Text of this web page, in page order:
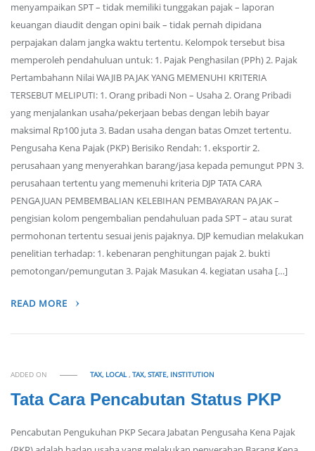
menyampaikan SPT – tidak memiliki tunggakan pajak – laporan
keuangan diaudit dengan opini baik – tidak pernah dipidana
perpajakan dalam jangka waktu tertentu. Kelompok tersebut bisa
memperoleh pendahuluan untuk: 1. Pajak Penghasilan (PPh) 2. Pajak
Pertambahann Nilai WAJIB PAJAK YANG MEMENUHI KRITERIA
TERSEBUT MELIPUTI: 1. Orang pribadi Non – Usaha 2. Orang Pribadi
yang menjalankan usaha/pekerjaan bebas dengan lebih bayar
maksimal Rp100 juta 3. Badan usaha dengan batas Omzet tertentu.
Pengusaha Kena Pajak (PKP) Berisiko Rendah: 1. eksportir 2.
perusahaan yang menyerahkan barang/jasa kepada pemungut PPN 3.
perusahaan tertentu yang memenuhi kriteria DJP TATA CARA
PENGAJUAN PEMBEMBALIAN KELEBIHAN PEMBAYARAN PAJAK –
pengisian kolom pengembalian pendahuluan pada SPT – atau surat
permohonan tertentu sesuai jenis pajaknya. DJP kemudian melakukan
penelitian terhadap: 1. kebenaran penghitungan pajak 2. bukti
pemotongan/pemungutan 3. Pajak Masukan 4. kegiatan usaha […]
READ MORE
ADDED ON TAX, LOCAL,TAX, STATE, INSTITUTION
Tata Cara Pencabutan Status PKP
Pencabutan Pengukuhan PKP Secara Jabatan Pengusaha Kena Pajak